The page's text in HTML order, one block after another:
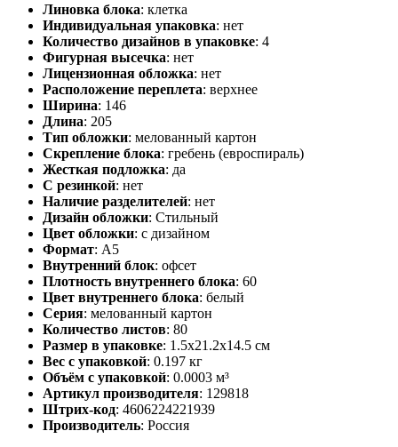
Линовка блока: клетка
Индивидуальная упаковка: нет
Количество дизайнов в упаковке: 4
Фигурная высечка: нет
Лицензионная обложка: нет
Расположение переплета: верхнее
Ширина: 146
Длина: 205
Тип обложки: мелованный картон
Скрепление блока: гребень (евроспираль)
Жесткая подложка: да
С резинкой: нет
Наличие разделителей: нет
Дизайн обложки: Стильный
Цвет обложки: с дизайном
Формат: А5
Внутренний блок: офсет
Плотность внутреннего блока: 60
Цвет внутреннего блока: белый
Серия: мелованный картон
Количество листов: 80
Размер в упаковке: 1.5x21.2x14.5 см
Вес с упаковкой: 0.197 кг
Объём с упаковкой: 0.0003 м³
Артикул производителя: 129818
Штрих-код: 4606224221939
Производитель: Россия